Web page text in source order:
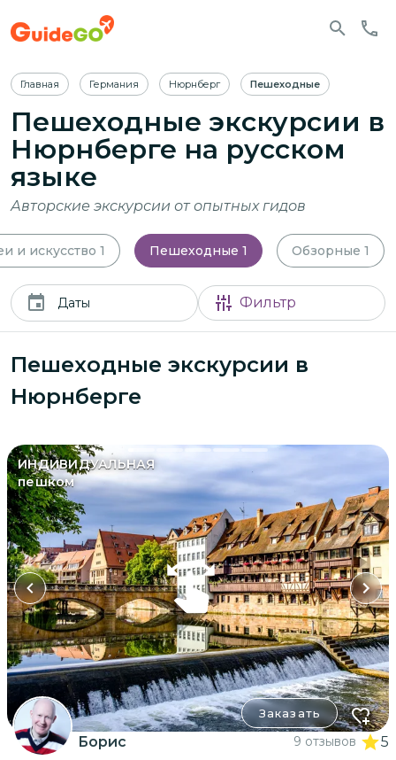
Главная Германия Нюрнберг Пешеходные
Пешеходные экскурсии в
Нюрнберге на русском
языке
Авторские экскурсии от опытных гидов
и искусство 1 Пешеходные 1 Обзорные 1
Даты Фильтр
Пешеходные экскурсии в
Нюрнберге
ИНДИВИДУАЛЬНАЯ
пешком
Заказать
Борис 9 отзывов 5